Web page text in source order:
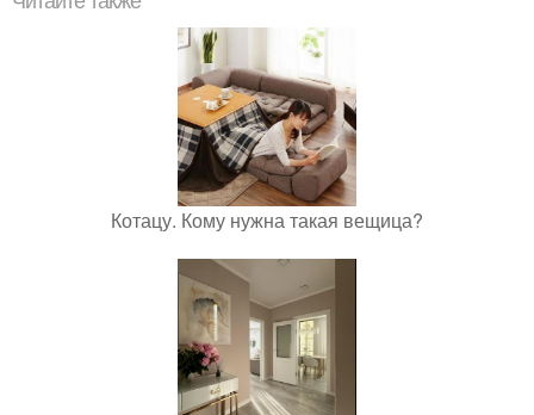
Котацу. Кому нужна такая вещица?